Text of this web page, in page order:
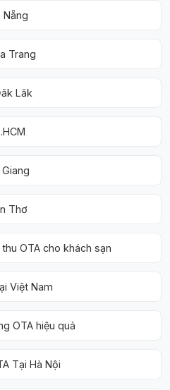
Trang
Lăk
Thơ
OTA cho khách sạn
Việt Nam
OTA hiệu quả
Tại Hà Nội